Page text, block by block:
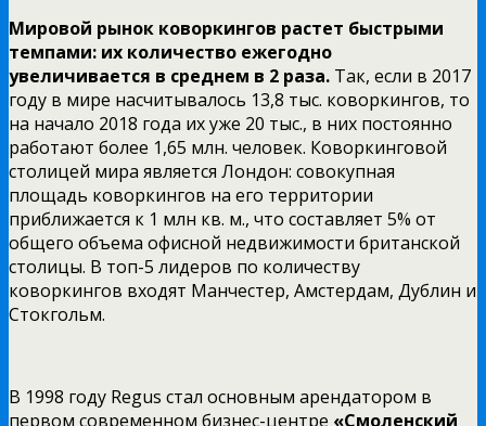
Мировой рынок коворкингов растет быстрыми
темпами: их количество ежегодно
увеличивается в среднем в 2 раза. Так, если в 2017
году в мире насчитывалось 13,8 тыс. коворкингов, то
на начало 2018 года их уже 20 тыс., в них постоянно
работают более 1,65 млн. человек. Коворкинговой
столицей мира является Лондон: совокупная
площадь коворкингов на его территории
приближается к 1 млн кв. м., что составляет 5% от
общего объема офисной недвижимости британской
столицы. В топ-5 лидеров по количеству
коворкингов входят Манчестер, Амстердам, Дублин и
Стокгольм.
В 1998 году Regus стал основным арендатором в
первом современном бизнес-центре «Смоленский